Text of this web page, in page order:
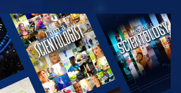
UTFORSKA
SERIEN